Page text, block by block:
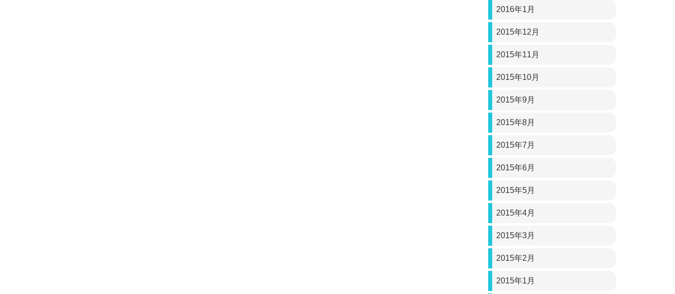
2016年1月
2015年12月
2015年11月
2015年10月
2015年9月
2015年8月
2015年7月
2015年6月
2015年5月
2015年4月
2015年3月
2015年2月
2015年1月